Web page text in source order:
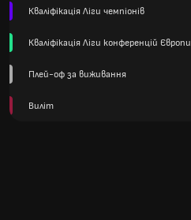
Кваліфікація Ліги чемпіонів
Кваліфікація Ліги конференцій Європи
Плей-оф за виживання
Виліт